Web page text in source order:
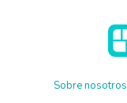
Sobre nosotros